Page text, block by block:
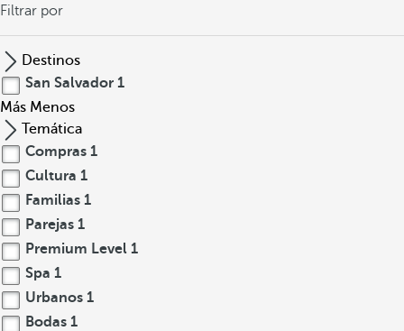
Filtrar por
Destinos
San Salvador 1
Más Menos
Temática
Compras 1
Cultura 1
Familias 1
Parejas 1
Premium Level 1
Spa 1
Urbanos 1
Bodas 1